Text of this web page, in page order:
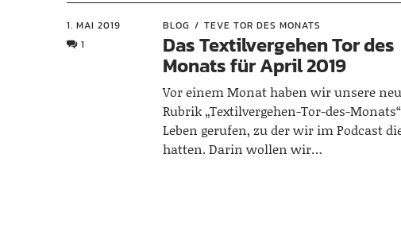
1. MAI 2019
1
BLOG TEVE TOR DES MONATS
Das Textilvergehen Tor des
Monats für April 2019
Vor einem Monat haben wir unsere
Rubrik „Textilvergehen-Tor-des-
Leben gerufen, zu der wir im Podcast
hatten. Darin wollen wir…